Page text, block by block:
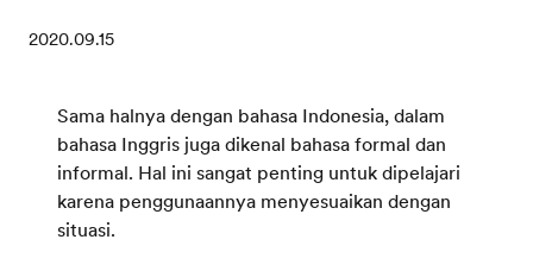
2020.09.15
Sama halnya dengan bahasa Indonesia, dalam
bahasa Inggris juga dikenal bahasa formal dan
informal. Hal ini sangat penting untuk dipelajari
karena penggunaannya menyesuaikan dengan
situasi.